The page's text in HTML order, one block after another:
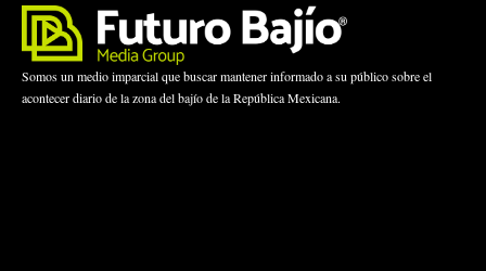
Somos un medio imparcial que buscar mantener informado a su público sobre el
acontecer diario de la zona del bajío de la República Mexicana.